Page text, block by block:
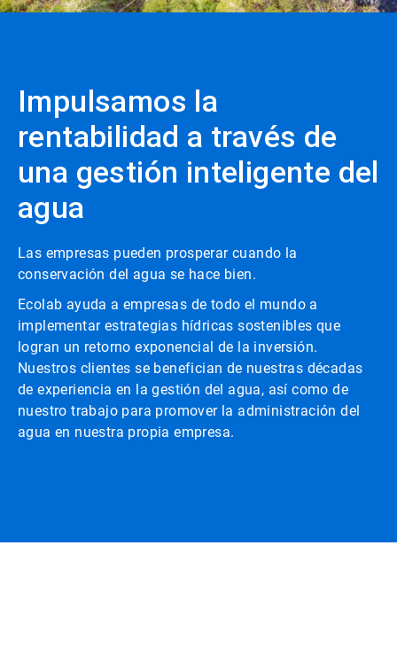
Impulsamos la
rentabilidad a través de
una gestión inteligente del
agua
Las empresas pueden prosperar cuando la
conservación del agua se hace bien.
Ecolab ayuda a empresas de todo el mundo a
implementar estrategias hídricas sostenibles que
logran un retorno exponencial de la inversión.
Nuestros clientes se benefician de nuestras décadas
de experiencia en la gestión del agua, así como de
nuestro trabajo para promover la administración del
agua en nuestra propia empresa.